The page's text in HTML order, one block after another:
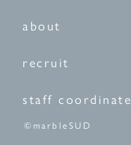
about
recruit
staff coordinate
©marbleSUD